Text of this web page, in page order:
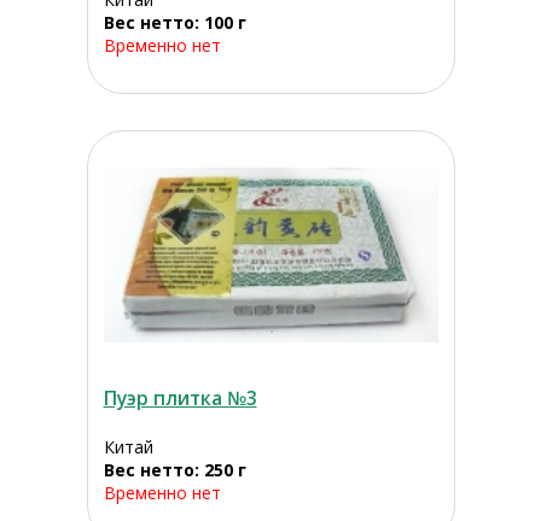
Вес нетто: 100 г
Временно нет
Пуэр плитка №3
Китай
Вес нетто: 250 г
Временно нет